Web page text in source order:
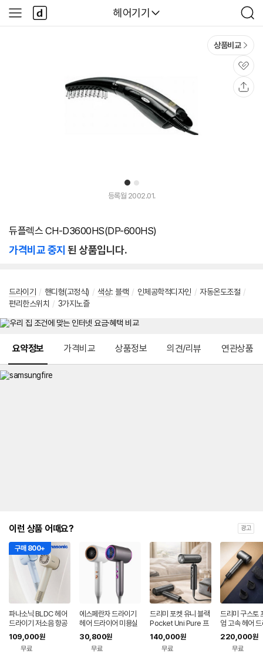
다나와
헤어기기
검
색
사
이
다
나
와
1 2
상품비교
관
심
등록월 2002.01.
듀플렉스 CH-D3600HS(DP-600HS)
가격비교 중지 된 상품입니다.
드라이기 / 핸디형(고정식) / 색상: 블랙 / 인체공학적디자인 / 자동온도조절 /
편리한스위치 / 3가지노즐
요약정보 가격비교 상품정보 의견/리뷰 연관상품
이런 상품 어때요? 광고
구매 800+
파나소닉 BLDC 헤어
드라이기 저소음 항공
모터 초경량 음이온 정
전기 미니 EH-NE6M
109,000원
무료
에스페란자 드라이기
헤어 드라이어 미용실
그레이 2400W
30,800원
무료
드리미 포켓 유니 블랙
Pocket Uni Pure 프
리볼트 여행 접이식 10
0-240V
140,000원
무료
드리미 구스토
엄 고속 헤어
그레이
220,000원
무료